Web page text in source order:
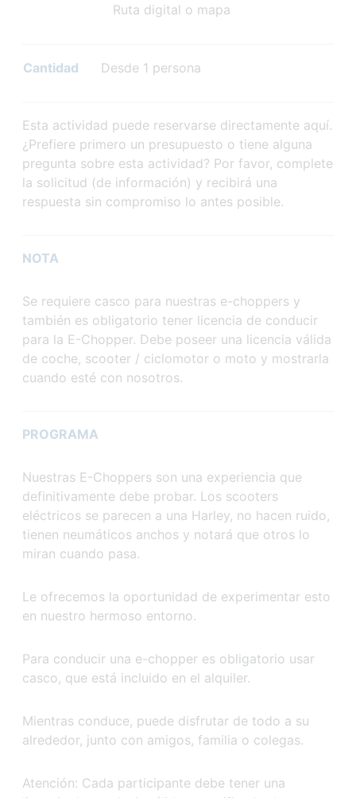
Ruta digital o mapa
Cantidad Desde 1 persona
Esta actividad puede reservarse directamente aquí.
¿Prefiere primero un presupuesto o tiene alguna
pregunta sobre esta actividad? Por favor, complete
la solicitud (de información) y recibirá una
respuesta sin compromiso lo antes posible.
NOTA
Se requiere casco para nuestras e-choppers y
también es obligatorio tener licencia de conducir
para la E-Chopper. Debe poseer una licencia válida
de coche, scooter / ciclomotor o moto y mostrarla
cuando esté con nosotros.
PROGRAMA
Nuestras E-Choppers son una experiencia que
definitivamente debe probar. Los scooters
eléctricos se parecen a una Harley, no hacen ruido,
tienen neumáticos anchos y notará que otros lo
miran cuando pasa.
Le ofrecemos la oportunidad de experimentar esto
en nuestro hermoso entorno.
Para conducir una e-chopper es obligatorio usar
casco, que está incluido en el alquiler.
Mientras conduce, puede disfrutar de todo a su
alrededor, junto con amigos, familia o colegas.
Atención: Cada participante debe tener una